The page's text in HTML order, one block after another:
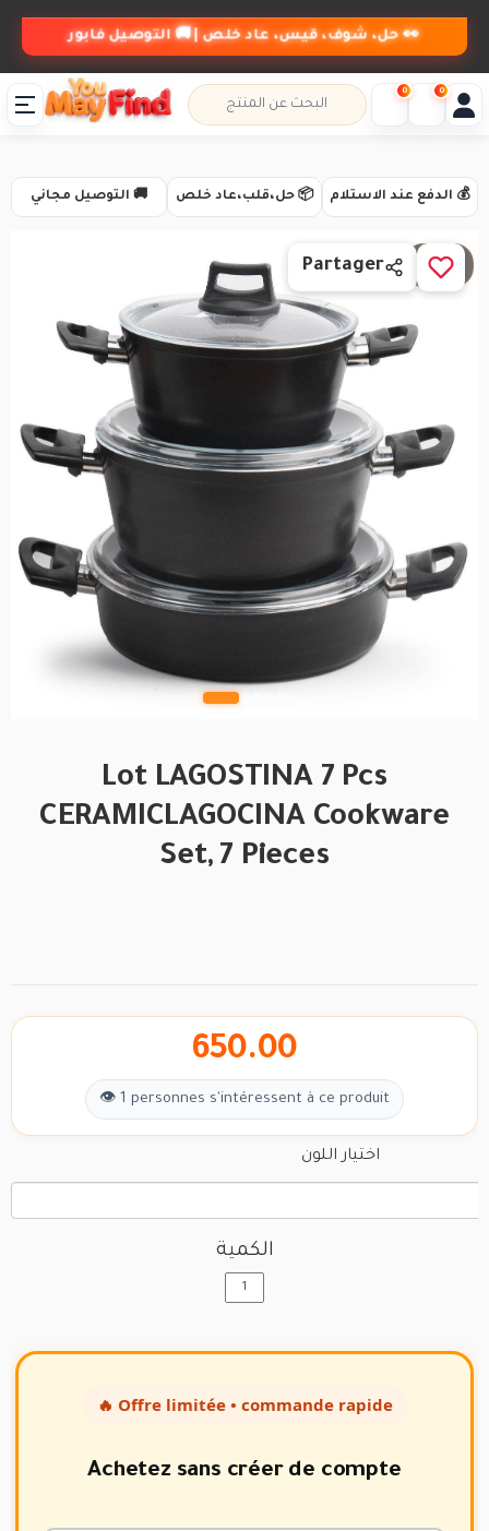
👀 حل، شوف، قيس، عاد خلص | 🚚 التوصيل فابور
Lot LAGOSTINA 7 Pcs
CERAMICLAGOCINA Cookware
Set, 7 Pieces
🚚 التوصيل مجاني 📦 حل،قلب،عاد خلص 💰 الدفع عند الاستلام
1 / 5
Partager
650.00
👁 1 personnes s'intéressent à ce produit
اختيار اللون
الكمية
🔥 Offre limitée • commande rapide
Achetez sans créer de compte
0 0